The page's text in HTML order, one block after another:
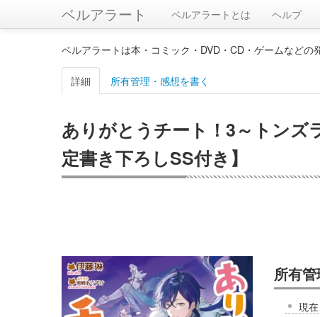
ベルアラート ベルアラートとは ヘルプ
ベルアラートは本・コミック・DVD・CD・ゲームなどの
詳細 所有管理・感想を書く
ありがとうチート！3～トンズ
定書き下ろしSS付き】
所有管
現